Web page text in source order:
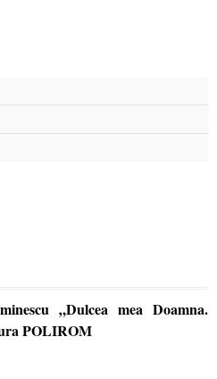
„Dulcea mea Doamna.
POLIROM